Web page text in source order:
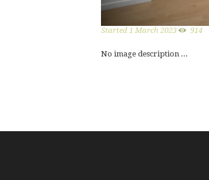
Started 1 March 2023 914
No image description ...